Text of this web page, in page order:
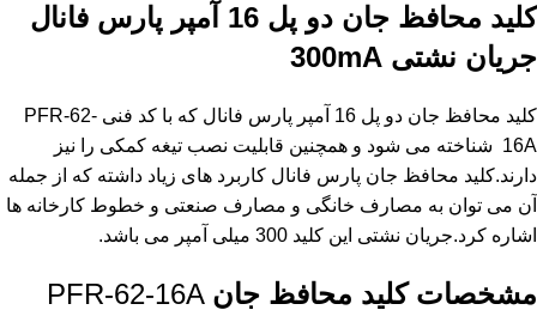
کلید محافظ جان دو پل 16 آمپر پارس فانال
جریان نشتی 300mA
کلید محافظ جان دو پل 16 آمپر پارس فانال که با کد فنی PFR-62-
16A شناخته می شود و همچنین قابلیت نصب تیغه کمکی را نیز
دارند.کلید محافظ جان پارس فانال کاربرد های زیاد داشته که از جمله
آن می توان به مصارف خانگی و مصارف صنعتی و خطوط کارخانه ها
اشاره کرد.جریان نشتی این کلید 300 میلی آمپر می باشد.
مشخصاتکلید محافظ جان PFR-62-16A